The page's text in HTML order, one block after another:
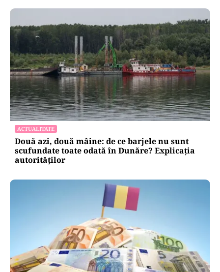
ACTUALITATE
Două azi, două mâine: de ce barjele nu sunt
scufundate toate odată în Dunăre? Explicația
autorităților